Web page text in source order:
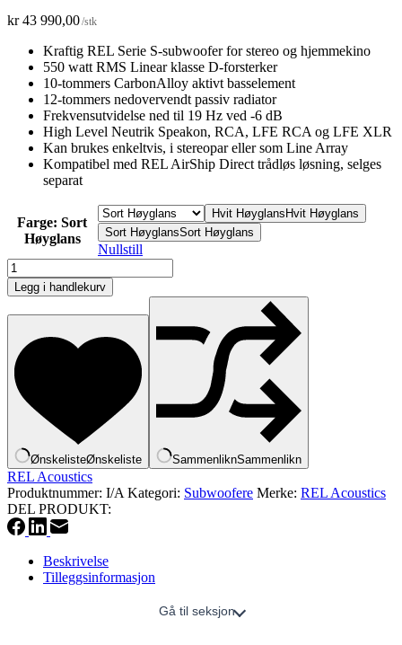
kr43 990,00/stk
Kraftig REL Serie S-subwoofer for stereo og hjemmekino
550 watt RMS Linear klasse D-forsterker
10-tommers CarbonAlloy aktivt basselement
12-tommers nedovervendt passiv radiator
Frekvensutvidelse ned til 19 Hz ved -6 dB
High Level Neutrik Speakon, RCA, LFE RCA og LFE XLR
Kan brukes enkeltvis, i stereopar eller som Line Array
Kompatibel med REL AirShip Direct trådløs løsning, selges
separat
Farge: Sort
Høyglans
Hvit Høyglans Hvit Høyglans
Sort HøyglansSort Høyglans
Nullstill
REL
S/550
antall
Legg i handlekurv
ØnskelisteØnskeliste SammenliknSammenlikn
REL Acoustics
Produktnummer: I/A Kategori: Subwoofere Merke: REL Acoustics
DEL PRODUKT:
Beskrivelse
Tilleggsinformasjon
Gå til seksjon